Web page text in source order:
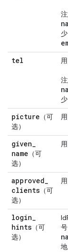
tel
picture （可
选）
given_
name （可
选）
approved_
clients （可
选）
login_
hints （可
选）